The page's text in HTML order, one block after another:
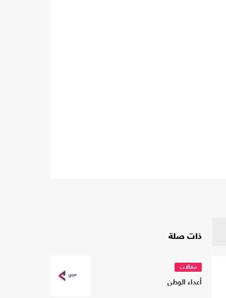
ذات صلة
مقالات
أعداء الوطن